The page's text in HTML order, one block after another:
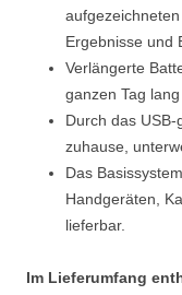
Ergebnisse und
Verlängerte
ganzen Tag
Durch das
zuhause,
Das
Handgeräten,
lieferbar.
Im Lieferumfang